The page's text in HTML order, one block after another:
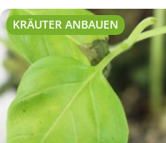
KRÄUTER ANBAUEN